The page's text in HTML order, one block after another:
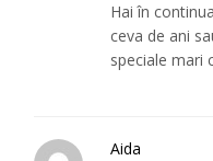
Hai în
ceva de ani
speciale mari
Aida